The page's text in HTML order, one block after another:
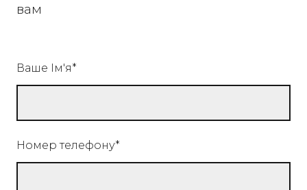
вам
Ваше Ім'я*
Номер телефону*